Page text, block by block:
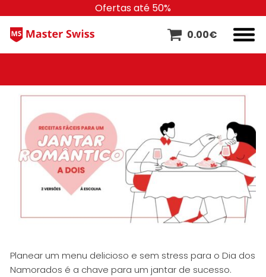
Ofertas até 50%
0.00€
Planear um menu delicioso e sem stress para o Dia dos
Namorados é a chave para um jantar de sucesso.